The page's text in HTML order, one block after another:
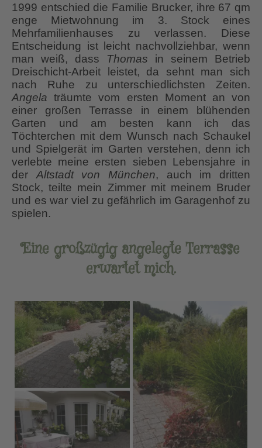
1999 entschied die Familie Brucker, ihre 67 qm
enge Mietwohnung im 3. Stock eines
Mehrfamilienhauses zu verlassen. Diese
Entscheidung ist leicht nachvollziehbar, wenn
man weiß, dass Thomas in seinem Betrieb
Dreischicht-Arbeit leistet, da sehnt man sich
nach Ruhe zu unterschiedlichsten Zeiten.
Angela träumte vom ersten Moment an von
einer großen Terrasse in einem blühenden
Garten und am besten kann ich das
Töchterchen mit dem Wunsch nach Schaukel
und Spielgerät im Garten verstehen, denn ich
verlebte meine ersten sieben Lebensjahre in
der Altstadt von München, auch im dritten
Stock, teilte mein Zimmer mit meinem Bruder
und es war viel zu gefährlich im Garagenhof zu
spielen.
Eine großzügig angelegte Terrasse
erwartet mich.